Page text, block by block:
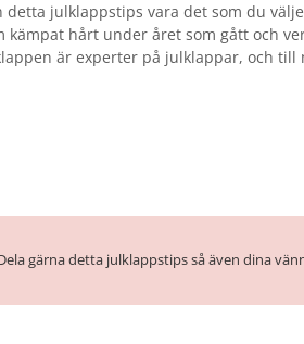
detta julklappstips vara det som du
kämpat hårt under året som gått och
är experter på julklappar, och
gärna detta julklappstips så även dina